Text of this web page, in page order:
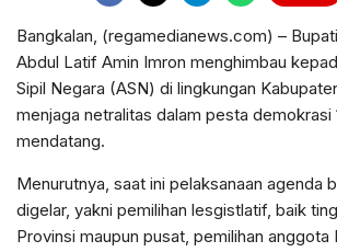
Bangkalan, (regamedianews.com) –
Abdul Latif Amin Imron menghimbau
Sipil Negara (ASN) di lingkungan
menjaga netralitas dalam pesta demokrasi
mendatang.
Menurutnya, saat ini pelaksanaan agenda
digelar, yakni pemilihan lesgistlatif, baik
Provinsi maupun pusat, pemilihan anggota